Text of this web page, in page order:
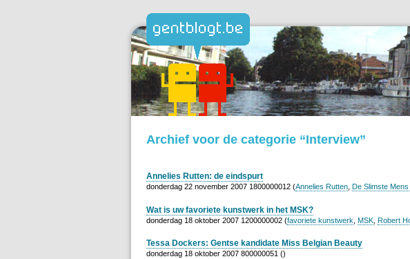
Archief voor de categorie “Interview”
Annelies Rutten: de eindspurt
donderdag 22 november 2007 1800000012 (Annelies Rutten De Slimste
Wat is uw favoriete kunstwerk in het MSK?
donderdag 18 oktober 2007 1200000002 (favoriete kunstwerk MSK Robert
Tessa Dockers: Gentse kandidate Miss Belgian Beauty
donderdag 18 oktober 2007 800000051 ()